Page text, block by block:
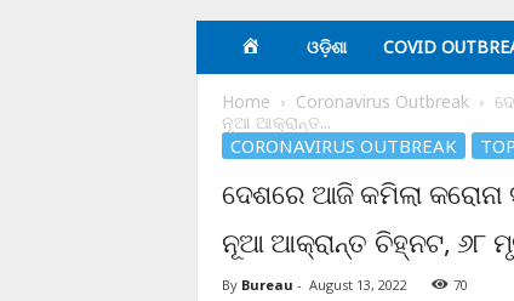
ଓଡ଼ିଶା COVID
Home Coronavirus Outbreak
ନୂଆ ଆକ୍ରାନ୍ତ...
CORONAVIRUS OUTBREAK
ଦେଶରେ ଆଜି କମିଲା
ନୂଆ ଆକ୍ରାନ୍ତ ଚିହ୍ନଟ, ୬୮
By Bureau - August 13, 2022 70